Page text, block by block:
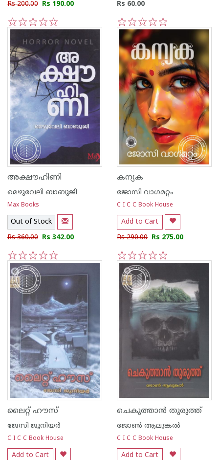
Rs 200.00 Rs 190.00
5
4
3
2
1
Rs 60.00
5
4
3
2
1
അക്ഷൗഹിണി
മെഴുവേലി ബാബുജി
Max Books
Out of Stock
Rs 360.00 Rs 342.00
5
4
3
2
1
കന്യക
ജോസി വാഗമറ്റം
C I C C Book House
Add to Cart
Rs 290.00 Rs 275.00
5
4
3
2
1
ലൈറ്റ്‌ ഹൗസ്‌
ജേസി ജൂനിയര്‍
C I C C Book House
Add to Cart
ചെകുത്താന്‍ തുരുത്ത്
ജോണ്‍‌ ആലുങ്കല്‍‌
C I C C Book House
Add to Cart